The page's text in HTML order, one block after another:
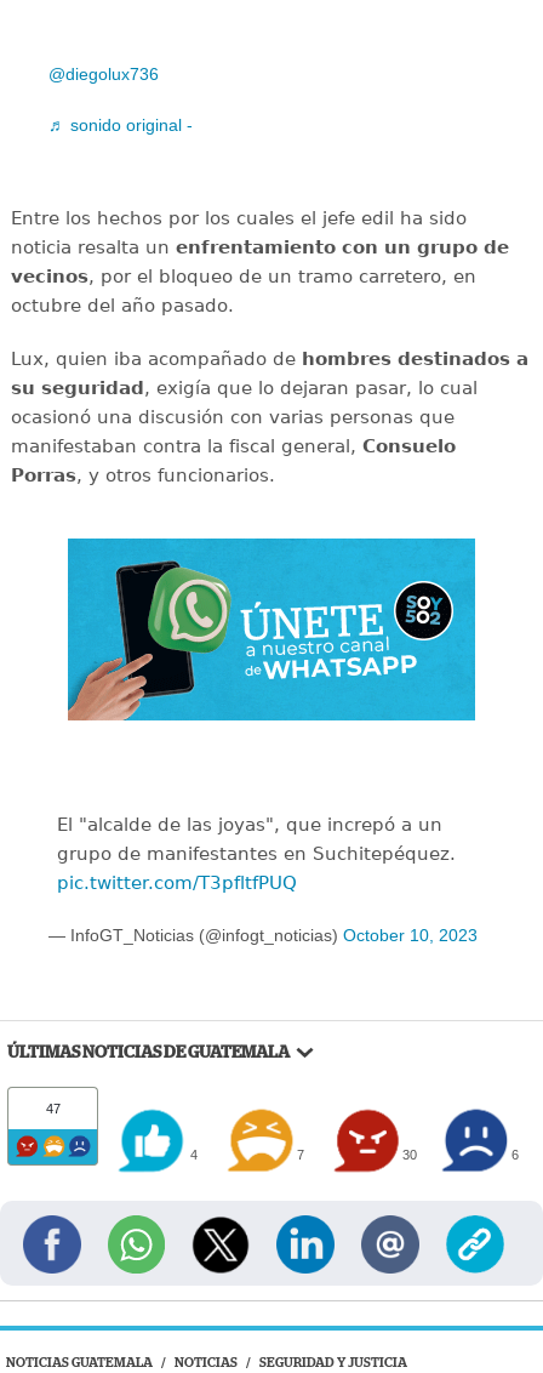
@diegolux736
♬ sonido original -
Entre los hechos por los cuales el jefe edil ha sido
noticia resalta un enfrentamiento con un grupo de
vecinos, por el bloqueo de un tramo carretero, en
octubre del año pasado.
Lux, quien iba acompañado de hombres destinados a
su seguridad , exigía que lo dejaran pasar, lo cual
ocasionó una discusión con varias personas que
manifestaban contra la fiscal general, Consuelo
Porras, y otros funcionarios.
El "alcalde de las joyas", que increpó a un
grupo de manifestantes en Suchitepéquez.
pic.twitter.com/T3pfltfPUQ
— InfoGT_Noticias (@infogt_noticias) October 10, 2023
ÚLTIMAS NOTICIAS DE GUATEMALA
47
4 7 30 6
NOTICIAS GUATEMALA / NOTICIAS / SEGURIDAD Y JUSTICIA